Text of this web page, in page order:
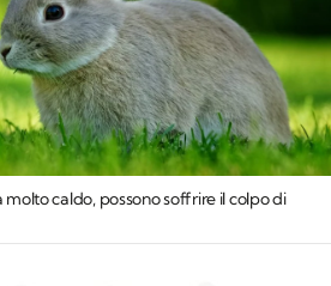
caldo, possono soffrire il colpo di